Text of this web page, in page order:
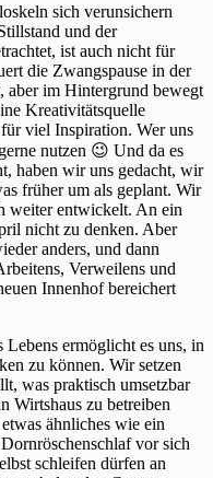
sich verunsichern
und der
ist auch nicht für
die Zwangspause in der
aber im Hintergrund bewegt
Kreativitätsquelle
viel Inspiration. Wer uns
nutzen 😉 Und da es
haben wir uns gedacht, wir
früher um als geplant. Wir
weiter entwickelt. An ein
nicht zu denken. Aber
anders, und dann
Verweilens und
Innenhof bereichert
ermöglicht es uns, in
zu können. Wir setzen
was praktisch umsetzbar
Wirtshaus zu betreiben
ähnliches wie ein
vor sich
schleifen dürfen an